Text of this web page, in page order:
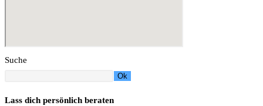
Suche
Ok
Lass dich persönlich beraten